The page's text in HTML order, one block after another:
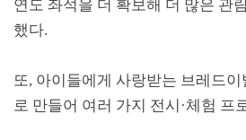
연도 좌석을 더 확보해 더 많은 관
했다.
또, 아이들에게 사랑받는 브레드
로 만들어 여러 가지 전시 ·체험 프